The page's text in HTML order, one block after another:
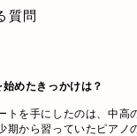
質問
始めたきっかけは？
トを手にしたのは、中高
期から習っていたピアノ